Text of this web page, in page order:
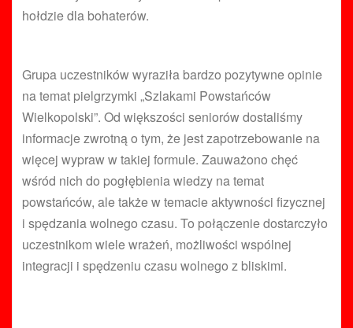
hołdzie dla bohaterów.
Grupa uczestników wyraziła bardzo pozytywne opinie
na temat pielgrzymki „Szlakami Powstańców
Wielkopolski”. Od większości seniorów dostaliśmy
informacje zwrotną o tym, że jest zapotrzebowanie na
więcej wypraw w takiej formule. Zauważono chęć
wśród nich do pogłębienia wiedzy na temat
powstańców, ale także w temacie aktywności fizycznej
i spędzania wolnego czasu. To połączenie dostarczyło
uczestnikom wiele wrażeń, możliwości wspólnej
integracji i spędzeniu czasu wolnego z bliskimi.